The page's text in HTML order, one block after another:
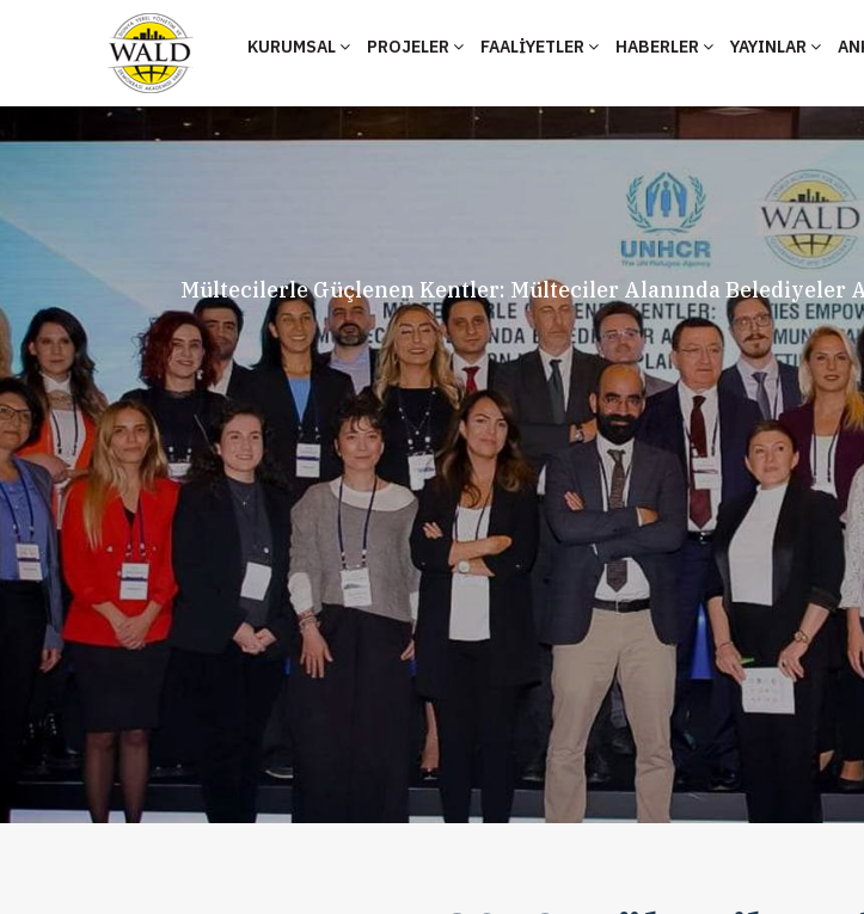
KURUMSAL PROJELER FAALİYETLER HABERLER YAYINLAR
Mültecilerle Güçlenen Kentler: Mülteciler Alanında Belediyeler